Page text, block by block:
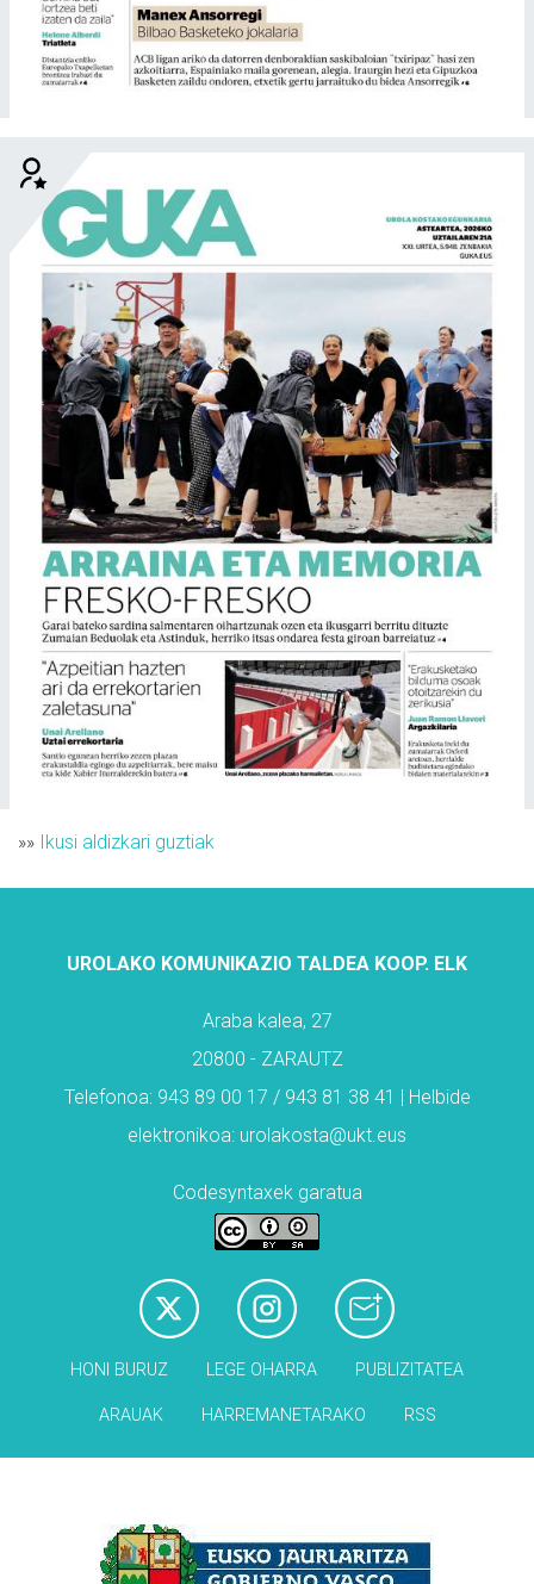
»» Ikusi aldizkari guztiak
UROLAKO KOMUNIKAZIO TALDEA KOOP. ELK
Araba kalea, 27
20800 - ZARAUTZ
Telefonoa: 943 89 00 17 / 943 81 38 41 | Helbide
elektronikoa: urolakosta@ukt.eus
Codesyntaxek garatua
HONI BURUZ LEGE OHARRA PUBLIZITATEA
ARAUAK HARREMANETARAKO RSS